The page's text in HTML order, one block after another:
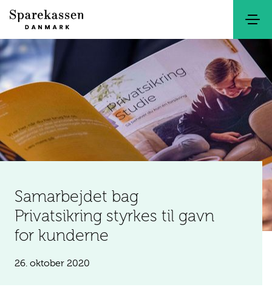
Samarbejdet bag
Privatsikring styrkes til gavn
for kunderne
26. oktober 2020